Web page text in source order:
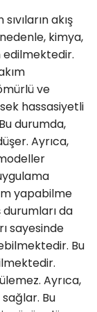
akış
kimya,
edilmektedir.
ve
hassasiyetli
durumda,
Ayrıca,
yapabilme
da
sayesinde
Bu
Ayrıca,
Bu